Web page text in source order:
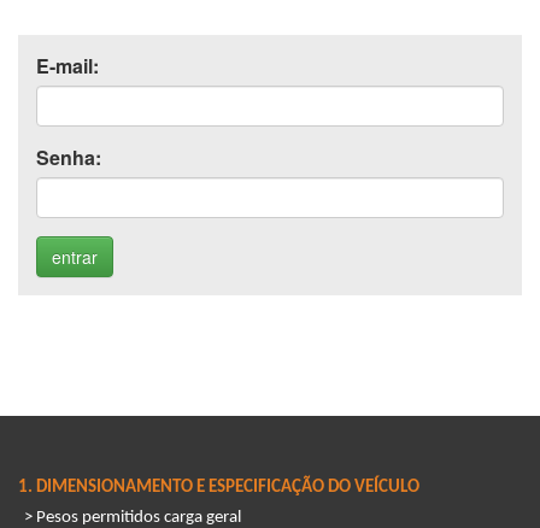
E-mail:
Senha:
1. DIMENSIONAMENTO E ESPECIFICAÇÃO DO VEÍCULO
> Pesos permitidos carga geral